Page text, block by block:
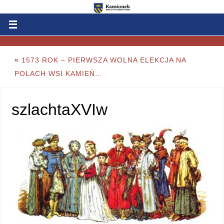
« 1573 ROK – PIERWSZA WOLNA ELEKCJA NA
POLACH WSI KAMIEŃ…
szlachtaXVIw